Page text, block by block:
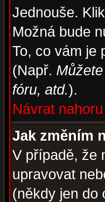
Jednouše.
Možná bude
To, co vám je
(Např.
fóru, atd.).
Návrat nahoru
Jak změním
V případě, že
upravovat
(někdy jen do